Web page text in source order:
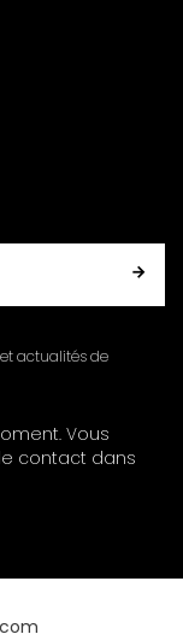
actualités de
Vous
contact dans